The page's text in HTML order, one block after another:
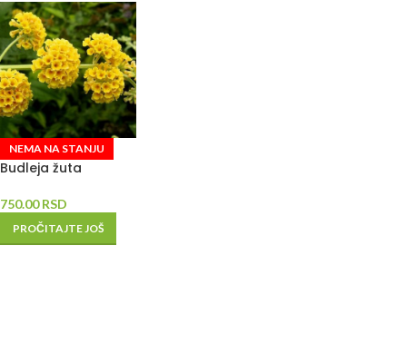
NEMA NA STANJU
Budleja žuta
750.00RSD
PROČITAJTE JOŠ